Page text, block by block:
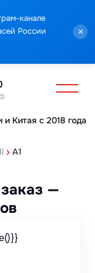
канале
России
×
и Китая с 2018 года
A1
—